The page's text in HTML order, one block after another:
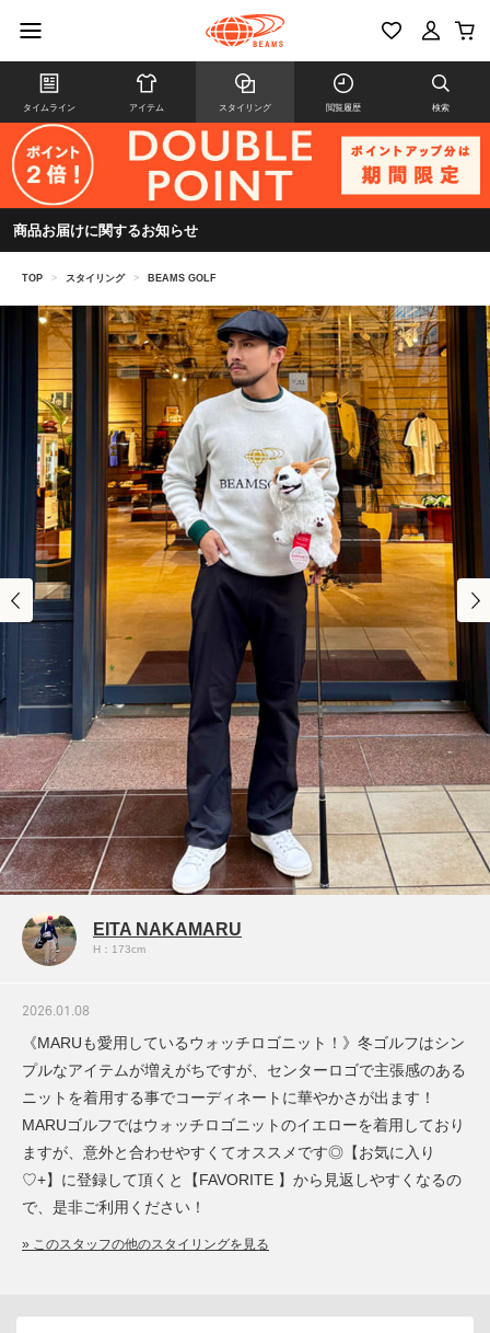
タイムライン アイテム スタイリング 閲覧履歴 検索
商品お届けに関するお知らせ
TOP > スタイリング > BEAMS GOLF
EITA NAKAMARU
H：173cm
2026.01.08
《MARUも愛用しているウォッチロゴニット！》冬ゴルフはシン
プルなアイテムが増えがちですが、センターロゴで主張感のある
ニットを着用する事でコーディネートに華やかさが出ます！
MARUゴルフではウォッチロゴニットのイエローを着用しており
ますが、意外と合わせやすくてオススメです◎【お気に入り
♡+】に登録して頂くと【FAVORITE 】から見返しやすくなるの
で、是非ご利用ください！
» このスタッフの他のスタイリングを見る